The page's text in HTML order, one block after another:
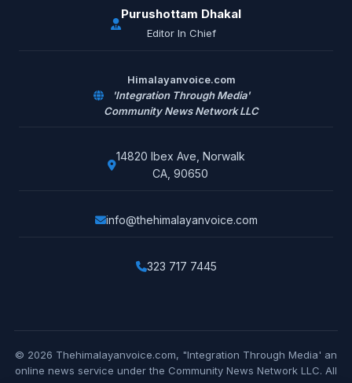
Purushottam Dhakal
Editor In Chief
Himalayanvoice.com
'Integration Through Media'
Community News Network LLC
14820 Ibex Ave, Norwalk
CA, 90650
info@thehimalayanvoice.com
323 717 7445
© 2026 Thehimalayanvoice.com, "Integration Through Media' an
online news service under the Community News Network LLC. All